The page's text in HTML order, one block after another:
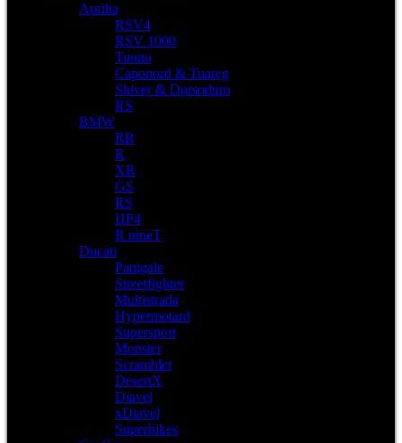
Aprilia
RSV4
RSV 1000
Tuono
Caponord & Tuareg
Shiver & Dorsoduro
RS
BMW
RR
R
XR
GS
RS
HP4
R nineT
Ducati
Panigale
Streetfighter
Multistrada
Hypermotard
Supersport
Monster
Scrambler
DesertX
Diavel
xDiavel
Superbikes